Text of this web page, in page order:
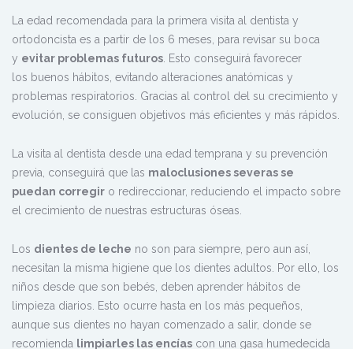
La edad recomendada para la primera visita al dentista y
ortodoncista es a partir de los 6 meses, para revisar su boca
y evitar problemas futuros . Esto conseguirá favorecer
los buenos hábitos, evitando alteraciones anatómicas y
problemas respiratorios. Gracias al control del su crecimiento y
evolución, se consiguen objetivos más eficientes y más rápidos.
La visita al dentista desde una edad temprana y su prevención
previa, conseguirá que las maloclusiones severas se
puedan corregir o redireccionar, reduciendo el impacto sobre
el crecimiento de nuestras estructuras óseas.
Los dientes de leche no son para siempre, pero aun así,
necesitan la misma higiene que los dientes adultos. Por ello, los
niños desde que son bebés, deben aprender hábitos de
limpieza diarios. Esto ocurre hasta en los más pequeños,
aunque sus dientes no hayan comenzado a salir, donde se
recomienda limpiarles las encías con una gasa humedecida